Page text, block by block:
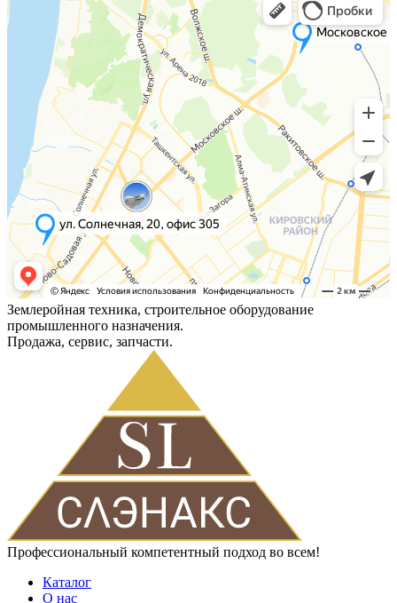
Землеройная техника, строительное оборудование
промышленного назначения.
Продажа, сервис, запчасти.
Профессиональный компетентный подход во всем!
Каталог
О нас